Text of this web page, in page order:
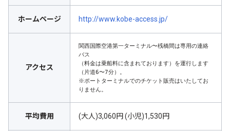
ホームページ http://www.kobe-access.jp/
アクセス
関西国際空港第一ターミナル〜桟橋間は専用の連絡
バス
（料金は乗船料に含まれております）を運行します
（片道6〜7分）。
※ポートターミナルでのチケット販売はいたしてお
りません。
平均費用 (大人)3,060円 (小児)1,530円